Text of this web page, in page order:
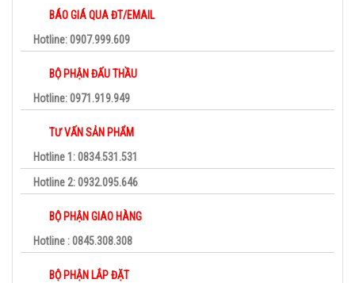
BÁO GIÁ QUA ĐT/EMAIL
Hotline: 0907.999.609
BỘ PHẬN ĐẤU THẦU
Hotline: 0971.919.949
TƯ VẤN SẢN PHẨM
Hotline 1: 0834.531.531
Hotline 2: 0932.095.646
BỘ PHẬN GIAO HÀNG
Hotline : 0845.308.308
BỘ PHẬN LẮP ĐẶT